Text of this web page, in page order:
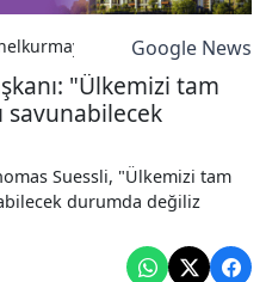
Başkanı: "Ülkemizi
Google News
"Ülkemizi tam
savunabilecek
Suessli, "Ülkemizi tam
durumda değiliz